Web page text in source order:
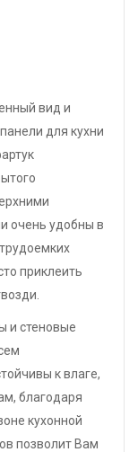
вид и
для кухни
очень удобны в
приклеить
и стеновые
к влаге,
благодаря
кухонной
позволит Вам